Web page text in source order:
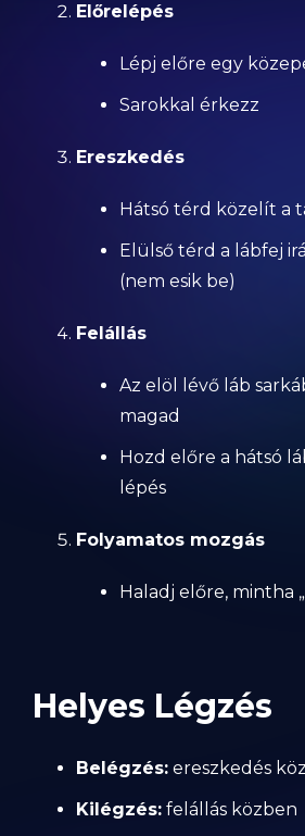
Előrelépés
Lépj előre egy
Sarokkal érkezz
Ereszkedés
Hátsó térd közelít a
Elülső térd a lábfej
(nem esik be)
Felállás
Az elöl lévő láb
magad
Hozd előre a hátsó
lépés
Folyamatos mozgás
Haladj előre, mintha
Helyes Légzés
Belégzés: ereszkedés
Kilégzés: felállás közben